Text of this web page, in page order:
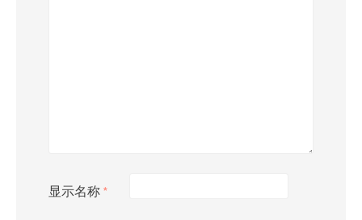
显示名称 *